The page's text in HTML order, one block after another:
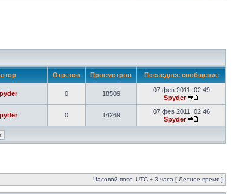
Ответов Просмотров Последнее сообщение
0 18509
07 фев 2011, 02:49
Spyder
0 14269
07 фев 2011, 02:46
Spyder
Часовой пояс: UTC + 3 часа [ Летнее время ]